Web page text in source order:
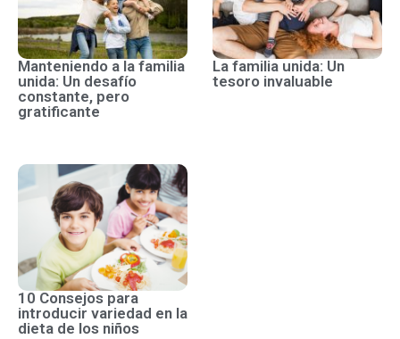
Manteniendo a la familia
unida: Un desafío
constante, pero
gratificante
La familia unida: Un
tesoro invaluable
10 Consejos para
introducir variedad en la
dieta de los niños